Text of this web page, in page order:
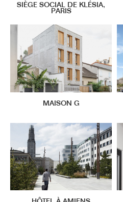
SIÈGE SOCIAL DE KLÉSIA,
PARIS
MAISON G